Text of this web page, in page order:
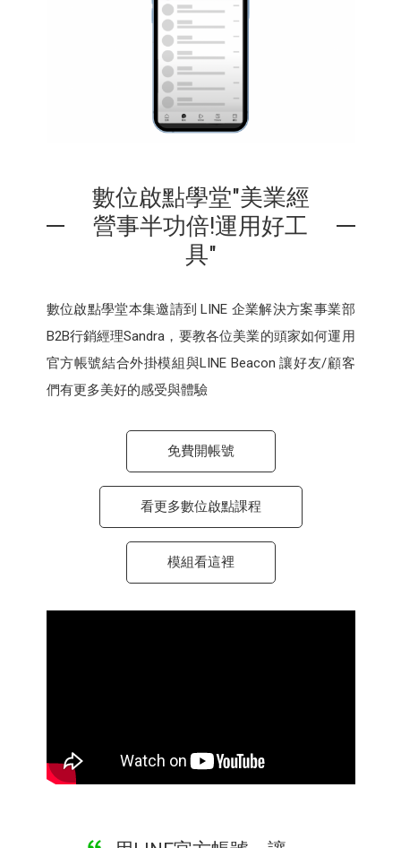
數位啟點學堂"美業經
營事半功倍!運用好工
具"
數位啟點學堂本集邀請到 LINE 企業解決方案事業部
B2B行銷經理Sandra，要教各位美業的頭家如何運用
官方帳號結合外掛模組與LINE Beacon 讓好友/顧客
們有更多美好的感受與體驗
免費開帳號
看更多數位啟點課程
模組看這裡